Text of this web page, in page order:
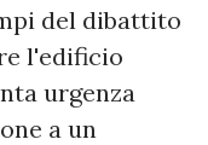
del dibattito
l'edificio
urgenza
a un